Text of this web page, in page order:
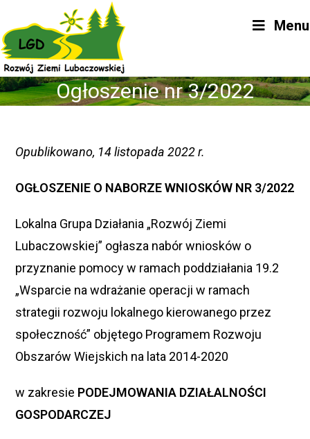
content
Menu
Ogłoszenie nr 3/2022
Opublikowano, 14 listopada 2022 r.
OGŁOSZENIE O NABORZE WNIOSKÓW NR 3/2022
Lokalna Grupa Działania „Rozwój Ziemi
Lubaczowskiej” ogłasza nabór wniosków o
przyznanie pomocy w ramach poddziałania 19.2
„Wsparcie na wdrażanie operacji w ramach
strategii rozwoju lokalnego kierowanego przez
społeczność” objętego Programem Rozwoju
Obszarów Wiejskich na lata 2014-2020
w zakresie PODEJMOWANIA DZIAŁALNOŚCI
GOSPODARCZEJ